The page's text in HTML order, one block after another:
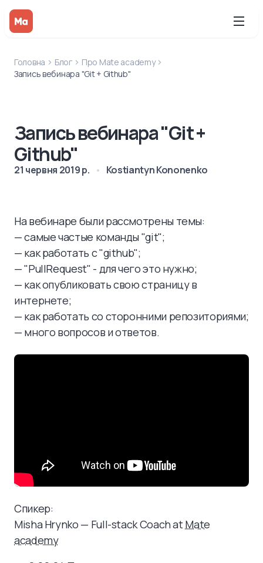
Головна Блог
Про Mate academy
Запись вебинара "Git + Github"
Запись вебинара "Git +
Github"
21 червня 2019 р. Kostiantyn Kononenko
На вебинаре были рассмотрены темы:
— самые частые команды "git";
— как работать с "github";
— "PullRequest" - для чего это нужно;
— как опубликовать свою страницу в
интернете;
— как работать со сторонними репозиториями;
— много вопросов и ответов.
Спикер:
Misha Hrynko — Full-stack Coach atMate
academy